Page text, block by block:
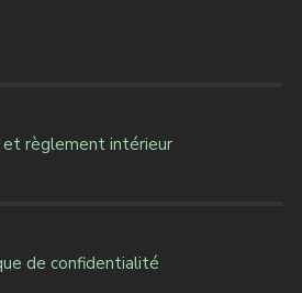
règlement intérieur
de confidentialité